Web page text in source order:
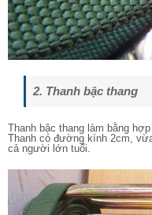
2. Thanh bậc thang
Thanh bậc thang làm bằng
Thanh có đường kính 2cm,
cả người lớn tuổi.